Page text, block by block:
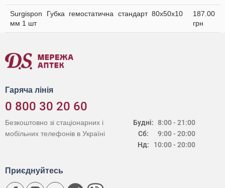
Surgispon Губка гемостатична стандарт 80х50х10
мм 1 шт
187.00
грн
Гаряча лінія
0 800 30 20 60
Будні:
Сб:
Нд:
8:00 - 21:00
9:00 - 20:00
10:00 - 20:00
Безкоштовно зі стаціонарних і
мобільних телефонів в Україні
Приєднуйтесь